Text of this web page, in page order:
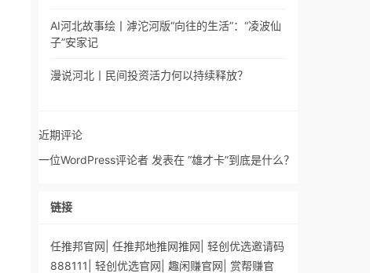
AI河北故事绘丨滹沱河版“向往的生活”：“凌波仙
子”安家记
漫说河北丨民间投资活力何以持续释放？
近期评论
一位WordPress评论者 发表在 “雄才卡”到底是什么？
链接
任推邦官网 任推邦地推网推网 轻创优选邀请码
888111
轻创优选官网 趣闲赚官网
赏帮赚官